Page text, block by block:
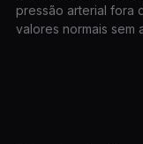
pressão arterial fora
valores normais sem